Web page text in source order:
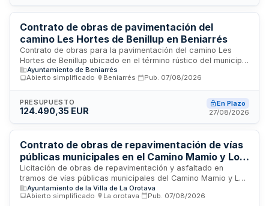
recepción.
Contrato de obras de pavimentación del
camino Les Hortes de Benillup en Beniarrés
Contrato de obras para la pavimentación del camino Les
Hortes de Benillup ubicado en el término rústico del municipio
de Beniarrés. El proyecto, diseñado por Cristóbal R. Román
Bustos de Ingemia Oficina Técnica, comprende la ejecución
se realiza mediante procedimiento abierto simplificado,
permitiendo la participación de empresas constructoras
requisitos de solvencia técnica y económica establecidos.
Ayuntamiento de Beniarrés
Abierto simplificado
Beniarrés Pub. 07/08/2026
PRESUPUESTO
124.490,35 EUR
En Plazo
27/08/2026
Contrato de obras de repavimentación de vías
públicas municipales en el Camino Mamio y Los
Cominos
Licitación de obras de repavimentación y asfaltado en
tramos de vías públicas municipales del Camino Mamio y Los
Cominos. El contrato, tramitado mediante procedimiento
abierto simplificado, incluye la ejecución integral de trabajos
Ayuntamiento de la Villa de La Orotava
Abierto simplificado
La orotava Pub. 07/08/2026